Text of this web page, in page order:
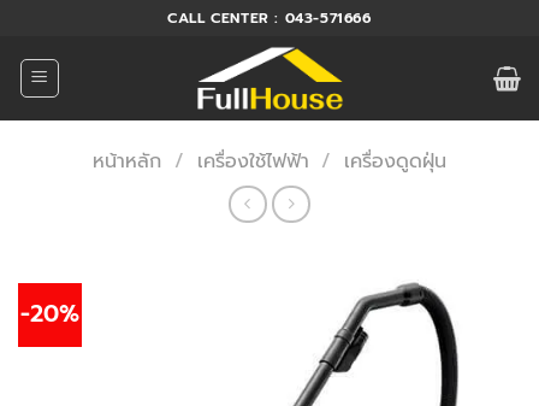
ยัง
เนื้อหา
CALL CENTER : 043-571666
หน้าหลัก / เครื่องใช้ไฟฟ้า / เครื่องดูดฝุ่น
-20%